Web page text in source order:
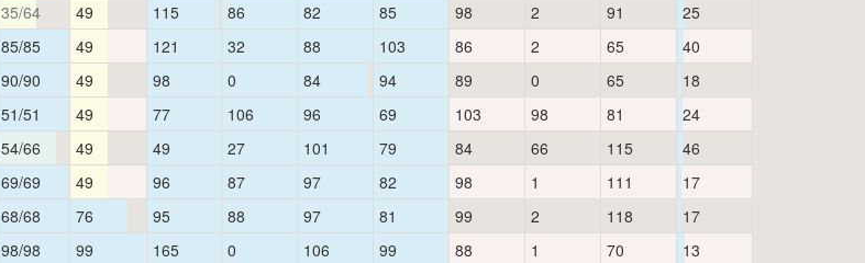
35/64 49 115 86 82 85 98 2 91
25
85/85 49 121 32 88 103 86 2 65
40
90/90 49 98 0 84 94 89 0 65
18
51/51 49 77 106 96 69 103 98 81
24
54/66 49 49 27 101 79 84 66 115
46
69/69 49 96 87 97 82 98 1 111
17
68/68 76 95 88 97 81 99 2 118
17
98/98 99 165 0 106 99 88 1 70
13